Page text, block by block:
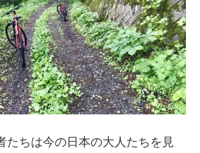
たちは今の日本の大人たちを見